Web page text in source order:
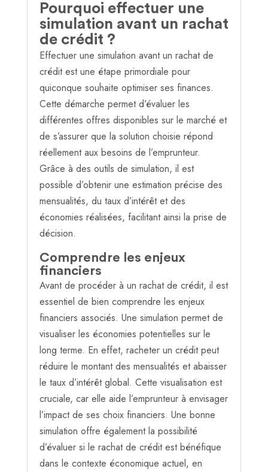
Pourquoi effectuer une
simulation avant un rachat
de crédit ?
Effectuer une simulation avant un rachat de
crédit est une étape primordiale pour
quiconque souhaite optimiser ses finances.
Cette démarche permet d’évaluer les
différentes offres disponibles sur le marché et
de s’assurer que la solution choisie répond
réellement aux besoins de l’emprunteur.
Grâce à des outils de simulation, il est
possible d’obtenir une estimation précise des
mensualités, du taux d’intérêt et des
économies réalisées, facilitant ainsi la prise de
décision.
Comprendre les enjeux
financiers
Avant de procéder à un rachat de crédit, il est
essentiel de bien comprendre les enjeux
financiers associés. Une simulation permet de
visualiser les économies potentielles sur le
long terme. En effet, racheter un crédit peut
réduire le montant des mensualités et abaisser
le taux d’intérêt global. Cette visualisation est
cruciale, car elle aide l’emprunteur à envisager
l’impact de ses choix financiers. Une bonne
simulation offre également la possibilité
d’évaluer si le rachat de crédit est bénéfique
dans le contexte économique actuel, en